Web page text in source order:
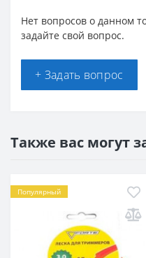
Нет вопросов о данном
задайте свой вопрос.
+ Задать вопрос
Также вас могут
Популярный